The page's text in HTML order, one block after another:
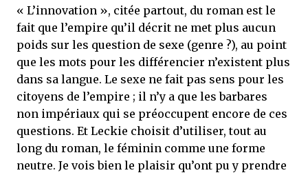
« L’innovation », citée partout, du roman est le
fait que l’empire qu’il décrit ne met plus aucun
poids sur les question de sexe (genre ?), au point
que les mots pour les différencier n’existent plus
dans sa langue. Le sexe ne fait pas sens pour les
citoyens de l’empire ; il n’y a que les barbares
non impériaux qui se préoccupent encore de ces
questions. Et Leckie choisit d’utiliser, tout au
long du roman, le féminin comme une forme
neutre. Je vois bien le plaisir qu’ont pu y prendre